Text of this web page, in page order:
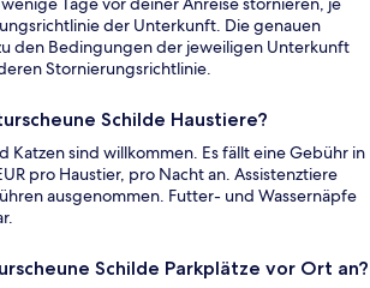
der Unterkunft. Die genauen
den Bedingungen der jeweiligen Unterkunft
Stornierungsrichtlinie.
Schilde Haustiere?
Katzen sind willkommen. Es fällt eine Gebühr in
pro Haustier, pro Nacht an. Assistenztiere
ausgenommen. Futter- und Wassernäpfe
Schilde Parkplätze vor Ort an?